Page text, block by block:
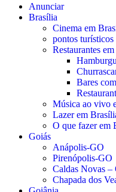
Anunciar
Brasília
Cinema em
pontos
Restaurantes
Bares
Música ao vivo
Lazer em
O que fazer em
Goiás
Anápolis-GO
Pirenópolis-GO
Caldas Novas –
Chapada dos